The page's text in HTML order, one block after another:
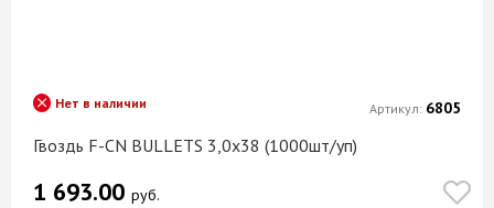
Гвоздь F-CN BULLETS 3,0х38 (1000шт/уп)
Нет в наличии
1 693.00 руб.
Артикул: 6805